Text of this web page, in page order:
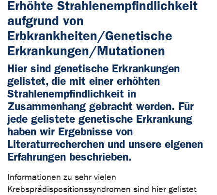
Erhöhte Strahlenempfindlichkeit
aufgrund von
Erbkrankheiten/Genetische
Erkrankungen/Mutationen
Hier sind genetische Erkrankungen
gelistet, die mit einer erhöhten
Strahlenempfindlichkeit in
Zusammenhang gebracht werden. Für
jede gelistete genetische Erkrankung
haben wir Ergebnisse von
Literaturrecherchen und unsere eigenen
Erfahrungen beschrieben.
Informationen zu sehr vielen
Krebsprädispositionssyndromen sind hier gelistet